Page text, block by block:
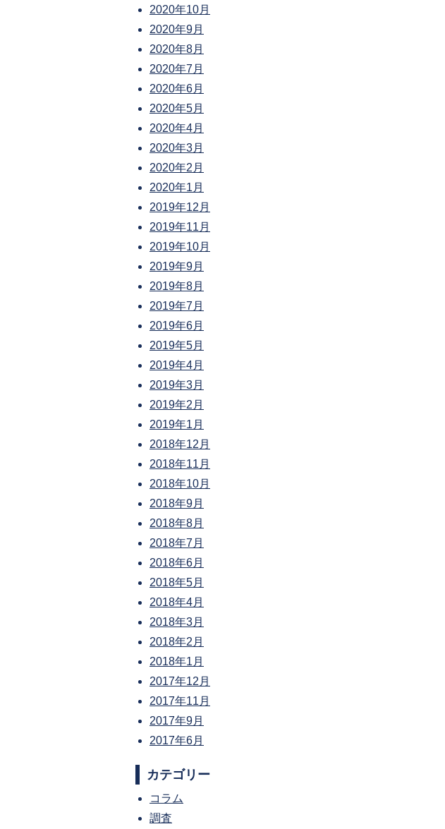
2020年10月
2020年9月
2020年8月
2020年7月
2020年6月
2020年5月
2020年4月
2020年3月
2020年2月
2020年1月
2019年12月
2019年11月
2019年10月
2019年9月
2019年8月
2019年7月
2019年6月
2019年5月
2019年4月
2019年3月
2019年2月
2019年1月
2018年12月
2018年11月
2018年10月
2018年9月
2018年8月
2018年7月
2018年6月
2018年5月
2018年4月
2018年3月
2018年2月
2018年1月
2017年12月
2017年11月
2017年9月
2017年6月
カテゴリー
コラム
調査